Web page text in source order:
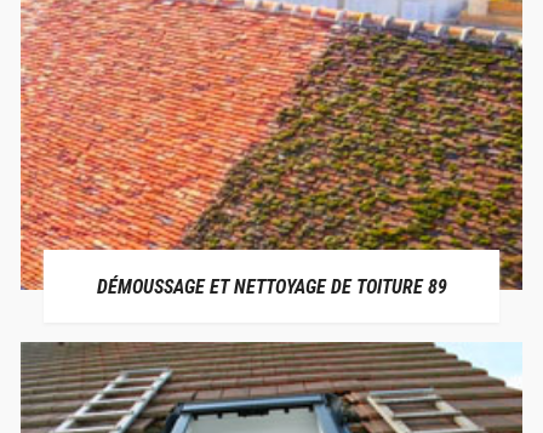
DÉMOUSSAGE ET NETTOYAGE DE TOITURE 89